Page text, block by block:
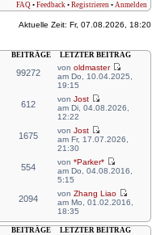
FAQ • Feedback • Registrieren • Anmelden
Aktuelle Zeit: Fr, 07.08.2026, 18:20
BEITRÄGE LETZTER BEITRAG
99272
vonoldmaster
am Do, 10.04.2025,
19:15
612
vonJost
am Di, 04.08.2026,
12:22
1675
vonJost
am Fr, 17.07.2026,
21:30
554
von*Parker*
am Do, 04.08.2016,
5:15
2094
vonZhang Liao
am Mo, 01.02.2016,
18:35
BEITRÄGE LETZTER BEITRAG